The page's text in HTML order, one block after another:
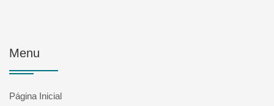
Menu
Página Inicial